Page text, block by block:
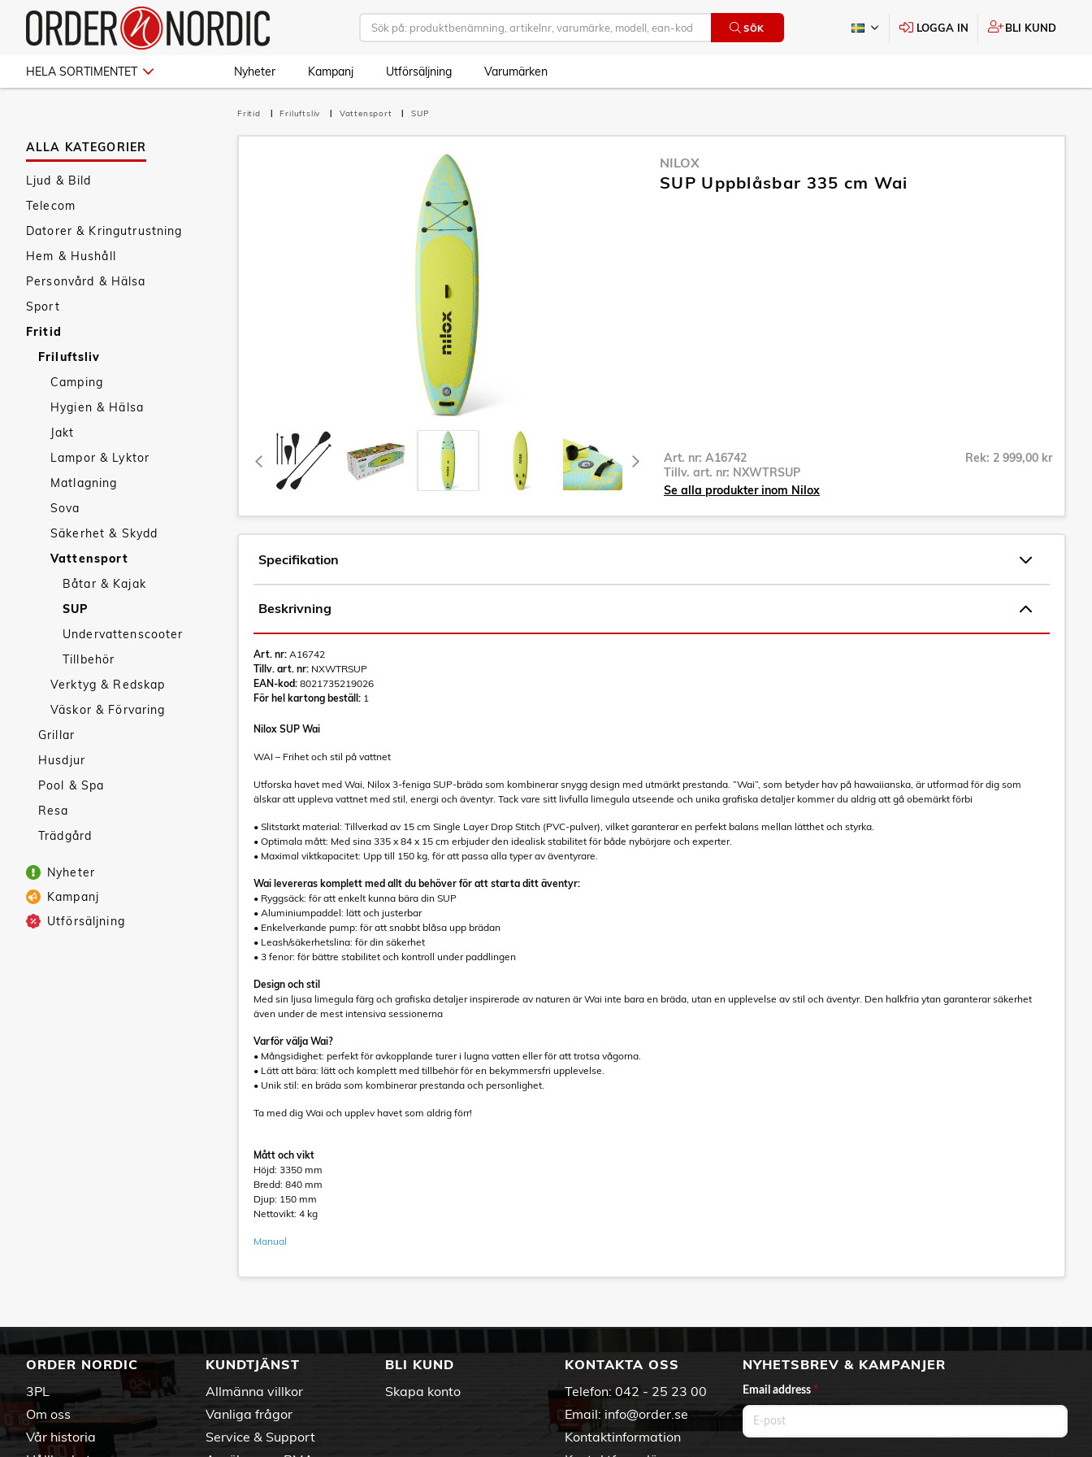
SÖK LOGGA IN BLI KUND
HELA SORTIMENTET Nyheter Kampanj Utförsäljning Varumärken
ALLA KATEGORIER
Ljud & Bild
Telecom
Datorer & Kringutrustning
Hem & Hushåll
Personvård & Hälsa
Sport
Fritid
Friluftsliv
Camping
Hygien & Hälsa
Jakt
Lampor & Lyktor
Matlagning
Sova
Säkerhet & Skydd
Vattensport
Båtar & Kajak
SUP
Undervattenscooter
Tillbehör
Verktyg & Redskap
Väskor & Förvaring
Grillar
Husdjur
Pool & Spa
Resa
Trädgård
Nyheter
Kampanj
Utförsäljning
Fritid Friluftsliv Vattensport SUP
NILOX
SUP Uppblåsbar 335 cm Wai
Art. nr: A16742
Tillv. art. nr: NXWTRSUP
Rek: 2 999,00 kr
Se alla produkter inom Nilox
Specifikation
Beskrivning
Art. nr: A16742
Tillv. art. nr: NXWTRSUP
EAN-kod: 8021735219026
För hel kartong beställ: 1
Nilox SUP Wai
WAI – Frihet och stil på vattnet
Utforska havet med Wai, Nilox 3-feniga SUP-bräda som kombinerar snygg design med utmärkt prestanda. ”Wai”, som betyder hav på hawaiianska, är utformad för dig som
älskar att uppleva vattnet med stil, energi och äventyr. Tack vare sitt livfulla limegula utseende och unika grafiska detaljer kommer du aldrig att gå obemärkt förbi
• Slitstarkt material: Tillverkad av 15 cm Single Layer Drop Stitch (PVC-pulver), vilket garanterar en perfekt balans mellan lätthet och styrka.
• Optimala mått: Med sina 335 x 84 x 15 cm erbjuder den idealisk stabilitet för både nybörjare och experter.
• Maximal viktkapacitet: Upp till 150 kg, för att passa alla typer av äventyrare.
Wai levereras komplett med allt du behöver för att starta ditt äventyr:
• Ryggsäck: för att enkelt kunna bära din SUP
• Aluminiumpaddel: lätt och justerbar
• Enkelverkande pump: för att snabbt blåsa upp brädan
• Leash/säkerhetslina: för din säkerhet
• 3 fenor: för bättre stabilitet och kontroll under paddlingen
Design och stil
Med sin ljusa limegula färg och grafiska detaljer inspirerade av naturen är Wai inte bara en bräda, utan en upplevelse av stil och äventyr. Den halkfria ytan garanterar säkerhet
även under de mest intensiva sessionerna
Varför välja Wai?
• Mångsidighet: perfekt för avkopplande turer i lugna vatten eller för att trotsa vågorna.
• Lätt att bära: lätt och komplett med tillbehör för en bekymmersfri upplevelse.
• Unik stil: en bräda som kombinerar prestanda och personlighet.
Ta med dig Wai och upplev havet som aldrig förr!
Mått och vikt
Höjd: 3350 mm
Bredd: 840 mm
Djup: 150 mm
Nettovikt: 4 kg
Manual
ORDER NORDIC
3PL
Om oss
Vår historia
KUNDTJÄNST
Allmänna villkor
Vanliga frågor
Service & Support
BLI KUND
Skapa konto
KONTAKTA OSS
Telefon: 042 - 25 23 00
Email: info@order.se
Kontaktinformation
NYHETSBREV & KAMPANJER
Email address *